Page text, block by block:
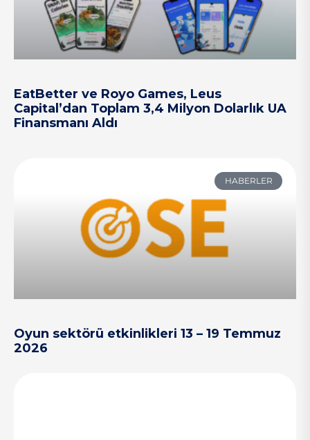
EatBetter ve Royo Games, Leus
Capital’dan Toplam 3,4 Milyon Dolarlık UA
Finansmanı Aldı
HABERLER
Oyun sektörü etkinlikleri 13 – 19 Temmuz
2026